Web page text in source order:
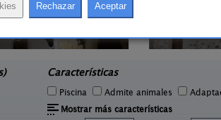
Los Olivos
Características
Piscina Admite animales
Mostrar más características